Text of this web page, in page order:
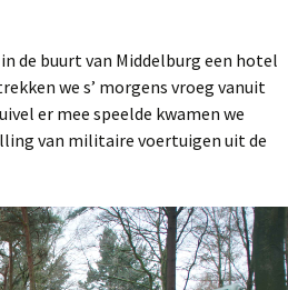
de buurt van Middelburg een hotel
we s’ morgens vroeg vanuit
er mee speelde kwamen we
van militaire voertuigen uit de